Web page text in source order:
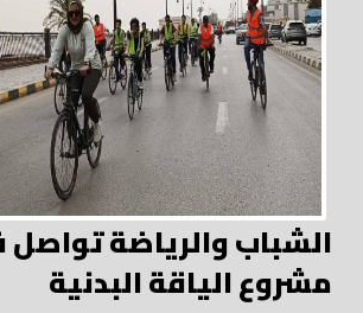
مشروع الياقة البدنية